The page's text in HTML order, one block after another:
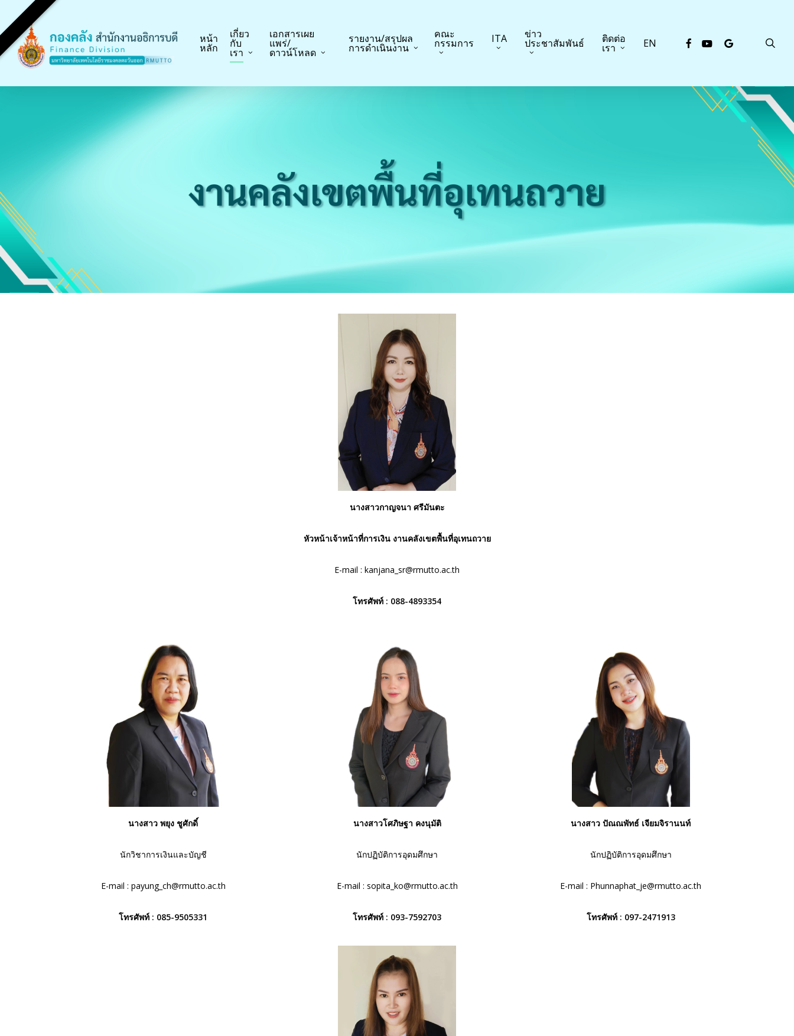
main
content
หน้า
หลัก
เกี่ยว
กับ
เรา
เอกสารเผย
แพร่/
ดาวน์โหลด
รายงาน/สรุปผล
การดำเนินงาน
คณะ
กรรมการ ITA ข่าว
ประชาสัมพันธ์ ติดต่อ
เรา EN facebookyoutubegoogle-
plus
นางสาวกาญจนา ศรีมันตะ
หัวหน้าเจ้าหน้าที่การเงิน งานคลังเขตพื้นที่อุเทนถวาย
E-mail : kanjana_sr@rmutto.ac.th
โทรศัพท์ : 088-4893354
นางสาว พยุง ชูศักดิ์
นักวิชาการเงินและบัญชี
E-mail : payung_ch@rmutto.ac.th
โทรศัพท์ : 085-9505331
นางสาวโศภิษฐา คงนุมัติ
นักปฏิบัติการอุดมศึกษา
E-mail : sopita_ko@rmutto.ac.th
โทรศัพท์ : 093-7592703
นางสาว ปัณณพัทธ์ เจียมจิรานนท์
นักปฏิบัติการอุดมศึกษา
E-mail : Phunnaphat_je@rmutto.ac.th
โทรศัพท์ : 097-2471913